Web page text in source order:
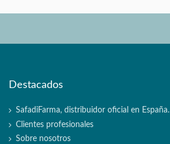
Destacados
SafadiFarma, distribuidor oficial en España.
Clientes profesionales
Sobre nosotros